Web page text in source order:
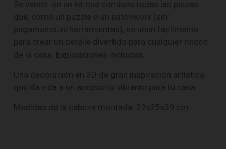
Se vende en un kit que contiene todas las piezas
que, como un puzzle o un patchwork (sin
pegamento, ni herramientas), se unen fácilmente
para crear un detalle divertido para cualquier rincón
de la casa. Explicaciones incluidas.
Una decoración en 3D de gran inspiración artística
que da vida a un accesorio vibrante para tu casa.
Medidas de la cabeza montada: 22x25x39 cm